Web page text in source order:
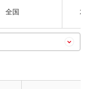
全国 205